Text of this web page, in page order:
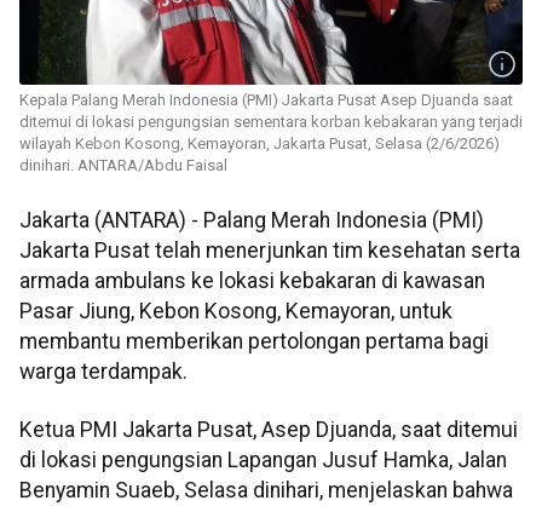
Kepala Palang Merah Indonesia (PMI) Jakarta Pusat Asep Djuanda saat
ditemui di lokasi pengungsian sementara korban kebakaran yang terjadi
wilayah Kebon Kosong, Kemayoran, Jakarta Pusat, Selasa (2/6/2026)
dinihari. ANTARA/Abdu Faisal
Jakarta (ANTARA) - Palang Merah Indonesia (PMI)
Jakarta Pusat telah menerjunkan tim kesehatan serta
armada ambulans ke lokasi kebakaran di kawasan
Pasar Jiung, Kebon Kosong, Kemayoran, untuk
membantu memberikan pertolongan pertama bagi
warga terdampak.
Ketua PMI Jakarta Pusat, Asep Djuanda, saat ditemui
di lokasi pengungsian Lapangan Jusuf Hamka, Jalan
Benyamin Suaeb, Selasa dinihari, menjelaskan bahwa